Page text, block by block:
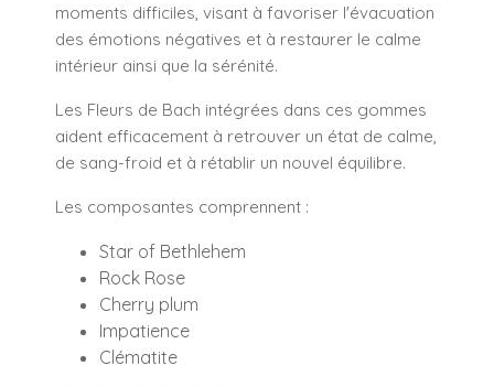
moments difficiles, visant à favoriser l'évacuation
des émotions négatives et à restaurer le calme
intérieur ainsi que la sérénité.
Les Fleurs de Bach intégrées dans ces gommes
aident efficacement à retrouver un état de calme,
de sang-froid et à rétablir un nouvel équilibre.
Les composantes comprennent :
Star of Bethlehem
Rock Rose
Cherry plum
Impatience
Clématite